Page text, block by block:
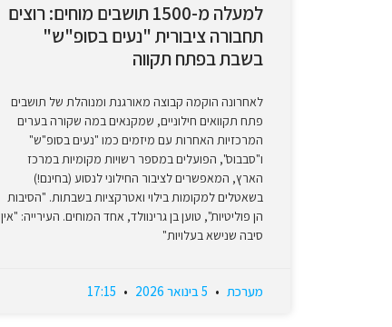
למעלה מ-1500 תושבים מוחים: רוצים
תחבורה ציבורית "נעים בסופ"ש"
בשבת בפתח תקווה
לאחרונה הוקמה קבוצה מאורגנת ומנוהלת של תושבים
פתח תקוואים חילוניים, שמקנאים במה שקורה בערים
המרכזיות האחרות עם מיזמים כמו "נעים בסופ"ש"
ו"סבבוס", הפועלים במספר רשויות מקומיות במרכז
הארץ, המאפשרים לציבור החילוני לנסוע (בחינם!)
בשאטלים למקומות בילוי ואטרקציות בשבתות. "הסיבות
הן פוליטיות", טוען בן גרינוולד, אחד המוחים. העירייה: "אין
סיבה שנישא בעלויות"
מערכת